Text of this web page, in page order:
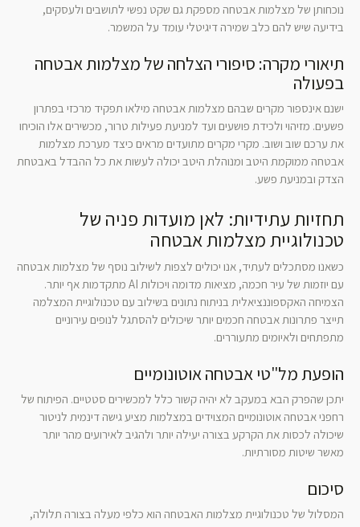
נוכחותן של מצלמות אבטחה מספקת גם שקט נפשי לתושבים ולעסקים,
בידיעה שיש להם כלב שמירה דיגיטלי עומד על המשמר.
תיאורי מקרה: סיפורי הצלחה של מצלמות אבטחה
בפעולה
ישנם אינספור מקרים שבהם מצלמות אבטחה מילאו תפקיד מרכזי בפתרון
פשעים. מזיהוי ולכידת פושעים ועד למניעת פעילות טרור, מכשירים אלו הוכיחו
את ערכם שוב ושוב. מקרי מקרים מתועדים מראים כיצד מערכת מצלמות
אבטחה ממוקמת היטב ומנוהלת היטב יכולה לעשות את כל ההבדל באבטחת
הצדק ובמניעת פשע.
תחזיות עתידיות: לאן מועדות פניה של
טכנולוגיית מצלמות אבטחה
כשאנו מסתכלים לעתיד, אנו יכולים לצפות לשילוב נוסף של מצלמות אבטחה
עם יוזמות של עיר חכמה, מציאות מדומה ויכולות AI מתקדמות אף יותר.
הצמיחה האקספוננציאלית בניתוח נתונים בשילוב עם טכנולוגיית המצלמה
תייצר פתרונות אבטחה חכמים יותר שיכולים להסתגל לנופים עירוניים
מתפתחים ולאיומים מתעוררים.
הופעת מל"טי אבטחה אוטונומיים
יתכן שהפרק הבא במעקב לא יהיה קשור כלל למכשירים סטטיים. הפיתוח של
רחפני אבטחה אוטונומיים המצוידים במצלמות מציע גישה דינמית לניטור
שיכולה לכסות את הקרקע בצורה יעילה יותר ולהגיב לאירועים מהר יותר
מאשר שיטות מסורתיות.
סיכום
המסלול של טכנולוגיית מצלמות האבטחה הוא כלפי מעלה בצורה תלולה,